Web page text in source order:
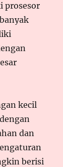
prosesor
kecil
dan
berisi